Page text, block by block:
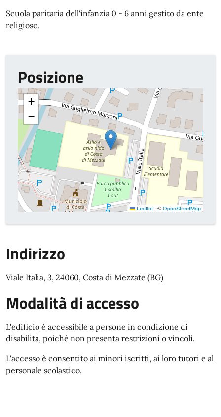
Scuola paritaria dell'infanzia 0 - 6 anni gestito da ente
religioso.
Posizione
+
−
Leaflet | ©OpenStreetMap
Indirizzo
Viale Italia, 3, 24060, Costa di Mezzate (BG)
Modalità di accesso
L'edificio è accessibile a persone in condizione di
disabilità, poichè non presenta restrizioni o vincoli.
L'accesso è consentito ai minori iscritti, ai loro tutori e al
personale scolastico.